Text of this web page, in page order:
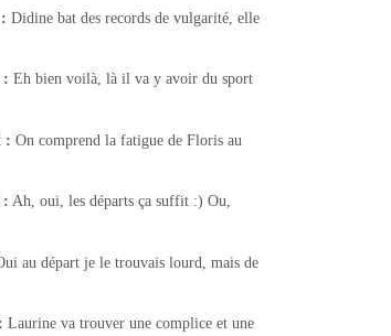
Didine bat des records de vulgarité, elle
: Eh bien voilà, là il va y avoir du sport
: On comprend la fatigue de Floris au
: Ah, oui, les départs ça suffit :) Ou,
au départ je le trouvais lourd, mais de
Laurine va trouver une complice et une